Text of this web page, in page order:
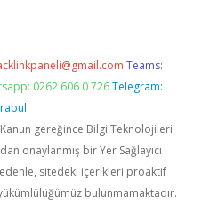
Teams:
0262 606 0 726 Telegram:
Kanun gereğince Bilgi Teknolojileri
onaylanmış bir Yer Sağlayıcı
sitedeki içerikleri proaktif
bulunmamaktadır.